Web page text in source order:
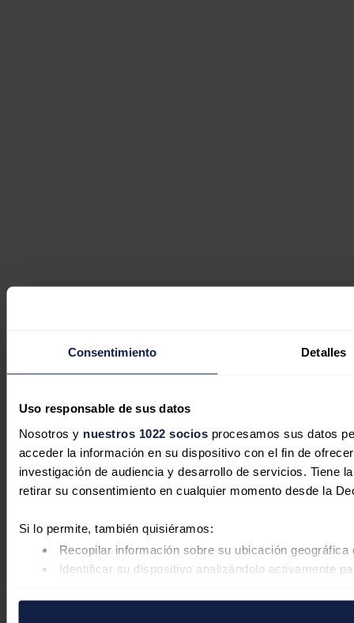
Consentimiento Detalles
Uso responsable de sus datos
Nosotros y nuestros 1022 sociosprocesamos sus datos
acceder la información en su dispositivo con el fin de
investigación de audiencia y desarrollo de servicios. Tiene
retirar su consentimiento en cualquier momento desde la
Si lo permite, también quisiéramos:
Recopilar información sobre su ubicación
Identificar su dispositivo analizándolo activamente